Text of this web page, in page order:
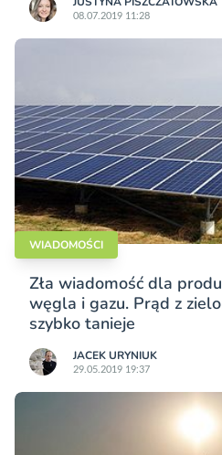
08.07.2019 11:28
WIADOMOŚCI
Zła wiadomość dla
węgla i gazu. Prąd z
szybko tanieje
JACEK URYNIUK
29.05.2019 19:37